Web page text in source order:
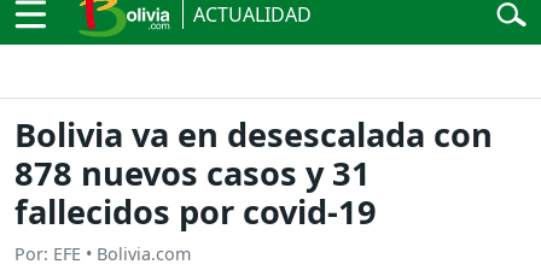
ACTUALIDAD
Bolivia va en desescalada con
878 nuevos casos y 31
fallecidos por covid-19
Por: EFE • Bolivia.com